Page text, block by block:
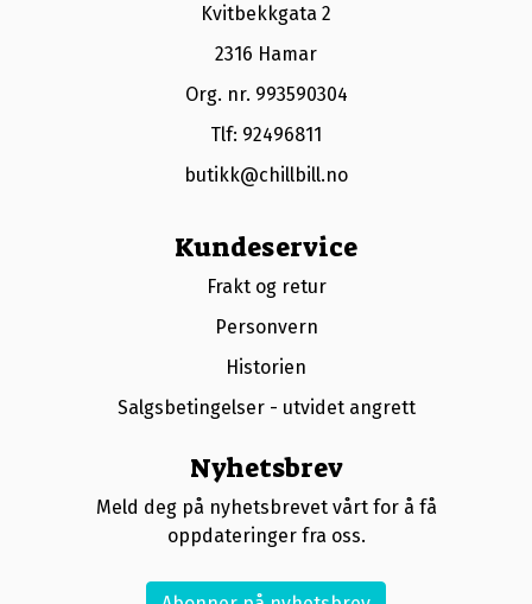
Kvitbekkgata 2
2316 Hamar
Org. nr. 993590304
Tlf: 92496811
butikk@chillbill.no
Kundeservice
Frakt og retur
Personvern
Historien
Salgsbetingelser - utvidet angrett
Nyhetsbrev
Meld deg på nyhetsbrevet vårt for å få
oppdateringer fra oss.